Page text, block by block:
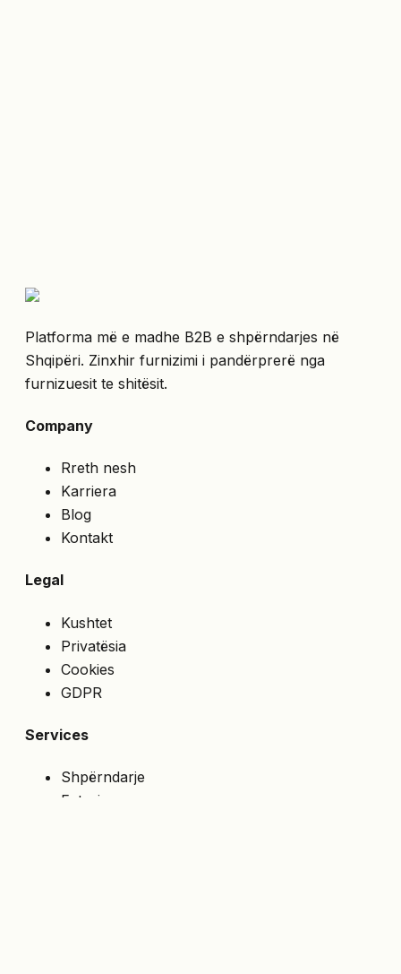
Platforma më e madhe B2B e shpërndarjes në
Shqipëri. Zinxhir furnizimi i pandërprerë nga
furnizuesit te shitësit.
Company
Rreth nesh
Karriera
Blog
Kontakt
Legal
Kushtet
Privatësia
Cookies
GDPR
Services
Shpërndarje
Faturim